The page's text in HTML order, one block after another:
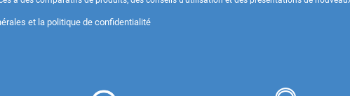
et la politique de confidentialité